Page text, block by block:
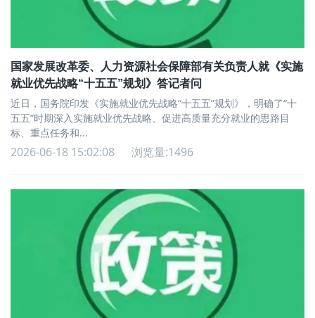
国家发展改革委、人力资源社会保障部有关负责人就《实施
就业优先战略“十五五”规划》答记者问
近日，国务院印发《实施就业优先战略“十五五”规划》，明确了“十
五五”时期深入实施就业优先战略、促进高质量充分就业的思路目
标、重点任务和...
2026-06-18 15:02:08 浏览量:1496